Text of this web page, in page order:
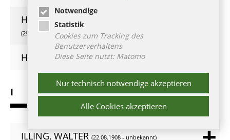
HUNOLD, CHRISTIAN FRIEDRICH
(29.09.1680 - 16.08.1721)
HUTTEN, ASTRID (26.10.1951 - 09.08.2017)
I
ILLING, WALTER (22.08.1908 - unbekannt)
Notwendige
Statistik
Cookies zum Tracking des
Benutzerverhaltens
Diese Seite nutzt: Matomo
Nur technisch notwendige akzeptieren
Alle Cookies akzeptieren